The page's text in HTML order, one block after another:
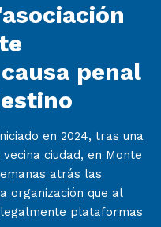
penal
en 2024, tras una
ciudad, en Monte
atrás las
organización que al
plataformas